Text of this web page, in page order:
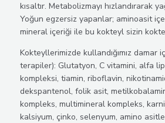
kısaltır. Metabolizmayı hızlandırarak
Yoğun egzersiz yapanlar; aminoasit
mineral içeriği ile bu kokteyl sizin
Kokteyllerimizde kullandığımız damar
terapiler): Glutatyon, C vitamini, alfa
kompleksi, tiamin, riboflavin,
dekspantenol, folik asit,
kompleks, multimineral kompleks,
kalsiyum, çinko, selenyum, amino